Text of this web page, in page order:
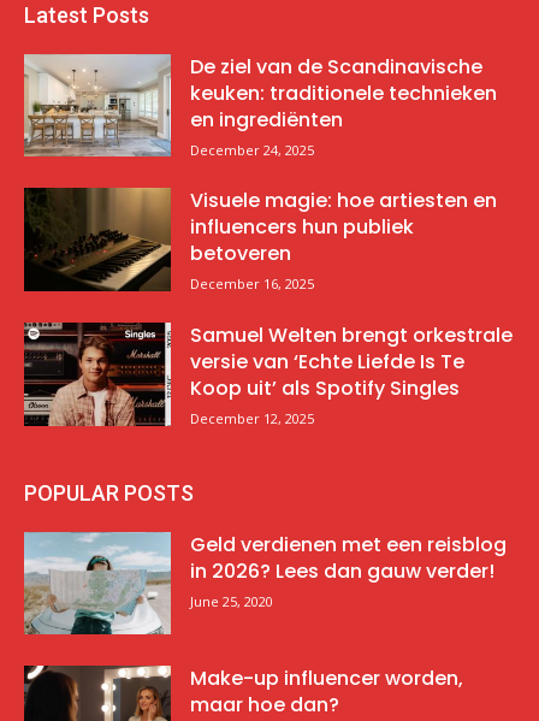
Latest Posts
De ziel van de Scandinavische
keuken: traditionele technieken
en ingrediënten
December 24, 2025
Visuele magie: hoe artiesten en
influencers hun publiek
betoveren
December 16, 2025
Samuel Welten brengt orkestrale
versie van ‘Echte Liefde Is Te
Koop uit’ als Spotify Singles
December 12, 2025
POPULAR POSTS
Geld verdienen met een reisblog
in 2026? Lees dan gauw verder!
June 25, 2020
Make-up influencer worden,
maar hoe dan?